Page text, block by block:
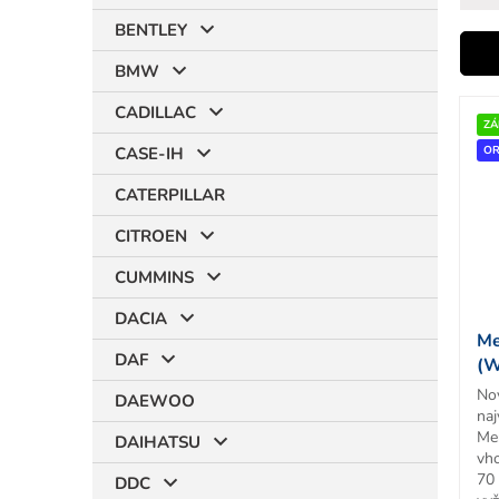
BENTLEY
BMW
CADILLAC
CASE-IH
CATERPILLAR
CITROEN
CUMMINS
DACIA
DAF
DAEWOO
DAIHATSU
DDC
r